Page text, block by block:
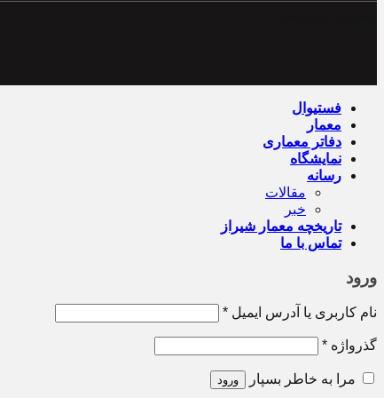
فستیوال
معمار
دفاتر معماری
نمایشگاه
رسانه
مقالات
خبر
تاریخچه معمار‌‌ شیراز
تماس با ما
ورود
نام کاربری یا آدرس ایمیل *
گذرواژه *
مرا به خاطر بسپار ورود